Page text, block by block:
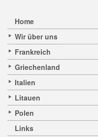
Home
Wir über uns
Frankreich
Griechenland
Italien
Litauen
Polen
Links